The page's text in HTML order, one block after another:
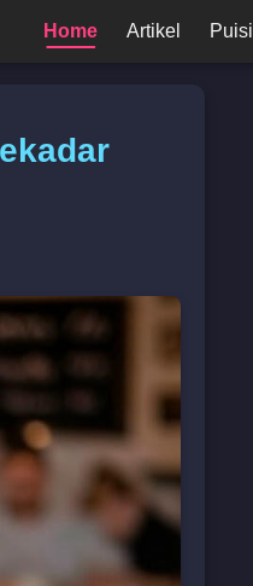
Home Artikel Puisi